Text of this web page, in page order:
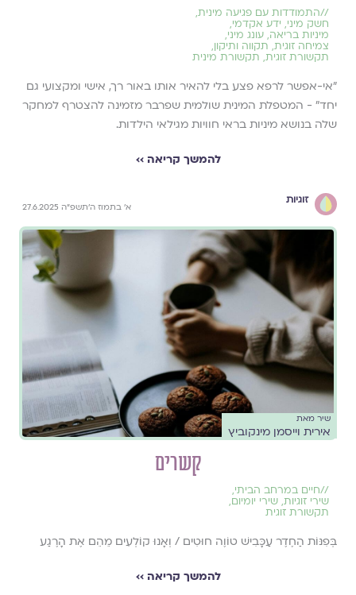
//התמודדות עם פגיעה מינית,
חשק מיני, ידע אקדמי,
מיניות בריאה, עונג מיני,
צמיחה זוגית, תקווה ותיקון,
תקשורת זוגית, תקשורת מינית
״אי-אפשר לרפא פצע בלי להאיר אותו באור רך, אישי ומקצועי גם
יחד״ - המטפלת המינית שולמית שפרבר מזמינה להצטרף למחקר
שלה בנושא מיניות בראי חוויות מגילאי הילדות.
להמשך קריאה ››
זוגיות
א׳ בתמוז ה׳תשפ״ה 27.6.2025
שיר מאת
אירית וייסמן מינקוביץ
קשרים
//חיים במרחב הביתי,
שירי זוגיות, שירי יומיום,
תקשורת זוגית
בְּפִנּוֹת הַחֶדֶר עַכָּבִישׁ טוֹוֶה חוּטִים / וְאָנוּ קוֹלְעִים מֵהֵם אֶת הָרֶגַע
להמשך קריאה ››